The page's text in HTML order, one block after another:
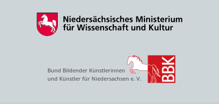
Bund Bildender Künstlerinnen
und Künstler für Niedersachsen e. V.